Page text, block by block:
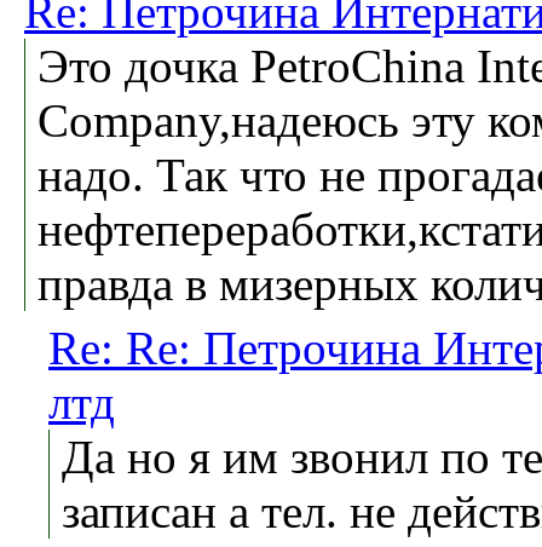
Re: Петрочина
Это дочка PetroChina
Company,надеюсь эту
надо. Так что не
правда в мизерных
Re: Re: Петрочина
лтд
Да но я им звонил по
записан а тел. не